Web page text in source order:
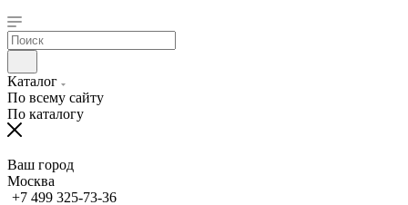
Каталог
По всему сайту
По каталогу
Ваш город
Москва
+7 499 325-73-36